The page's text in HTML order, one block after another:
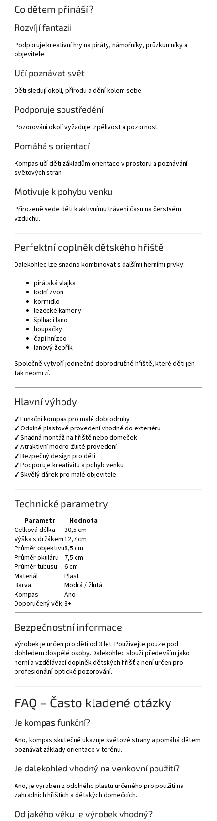
Co dětem přináší?
Rozvíjí fantazii
Podporuje kreativní hry na piráty, námořníky, průzkumníky a
objevitele.
Učí poznávat svět
Děti sledují okolí, přírodu a dění kolem sebe.
Podporuje soustředění
Pozorování okolí vyžaduje trpělivost a pozornost.
Pomáhá s orientací
Kompas učí děti základům orientace v prostoru a poznávání
světových stran.
Motivuje k pohybu venku
Přirozeně vede děti k aktivnímu trávení času na čerstvém
vzduchu.
Perfektní doplněk dětského hřiště
Dalekohled lze snadno kombinovat s dalšími herními prvky:
pirátská vlajka
lodní zvon
kormidlo
lezecké kameny
šplhací lano
houpačky
čapí hnízdo
lanový žebřík
Společně vytvoří jedinečné dobrodružné hřiště, které děti jen
tak neomrzí.
Hlavní výhody
✔ Funkční kompas pro malé dobrodruhy
✔ Odolné plastové provedení vhodné do exteriéru
✔ Snadná montáž na hřiště nebo domeček
✔ Atraktivní modro-žluté provedení
✔ Bezpečný design pro děti
✔ Podporuje kreativitu a pohyb venku
✔ Skvělý dárek pro malé objevitele
Technické parametry
Parametr
Hodnota
Celková délka
30,5 cm
Výška s držákem12,7 cm
Průměr objektivu8,5 cm
Průměr okuláru
7,5 cm
Průměr tubusu
6 cm
Materiál
Plast
Barva
Modrá / žlutá
Kompas
Ano
Doporučený věk 3+
Bezpečnostní informace
Výrobek je určen pro děti od 3 let. Používejte pouze pod
dohledem dospělé osoby. Dalekohled slouží především jako
herní a vzdělávací doplněk dětských hřišť a není určen pro
profesionální optické pozorování.
FAQ – Často kladené otázky
Je kompas funkční?
Ano, kompas skutečně ukazuje světové strany a pomáhá dětem
poznávat základy orientace v terénu.
Je dalekohled vhodný na venkovní použití?
Ano, je vyroben z odolného plastu určeného pro použití na
zahradních hřištích a dětských domečcích.
Od jakého věku je výrobek vhodný?